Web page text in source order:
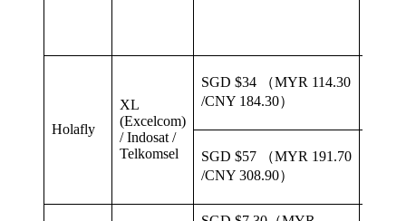
Holafly
XL
(Excelcom)
/ Indosat /
Telkomsel
SGD $34 （MYR 114.30
/CNY 184.30）
SGD $57 （MYR 191.70
/CNY 308.90）